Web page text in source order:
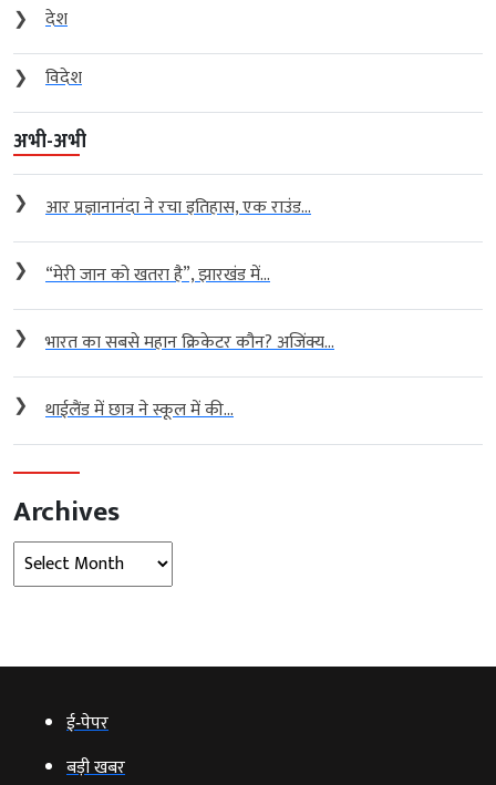
❯
देश
❯
विदेश
अभी-अभी
❯ आर प्रज्ञानानंदा ने रचा इतिहास, एक राउंड...
❯ “मेरी जान को खतरा है”, झारखंड में...
❯ भारत का सबसे महान क्रिकेटर कौन? अजिंक्य...
❯ थाईलैंड में छात्र ने स्कूल में की...
Archives
Archives
ई‑पेपर
बड़ी खबर